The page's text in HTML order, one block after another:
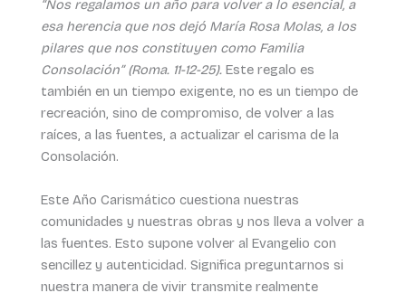
“Nos regalamos un año para volver a lo esencial, a
esa herencia que nos dejó María Rosa Molas, a los
pilares que nos constituyen como Familia
Consolación” (Roma. 11-12-25). Este regalo es
también en un tiempo exigente, no es un tiempo de
recreación, sino de compromiso, de volver a las
raíces, a las fuentes, a actualizar el carisma de la
Consolación.
Este Año Carismático cuestiona nuestras
comunidades y nuestras obras y nos lleva a volver a
las fuentes. Esto supone volver al Evangelio con
sencillez y autenticidad. Significa preguntarnos si
nuestra manera de vivir transmite realmente